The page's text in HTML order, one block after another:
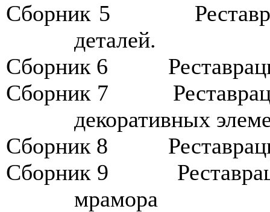
Сборник 5 Р
деталей.
Сборник 6 Р
Сборник 7 Р
декоративных
Сборник 8 Р
Сборник 9 Р
мрамора